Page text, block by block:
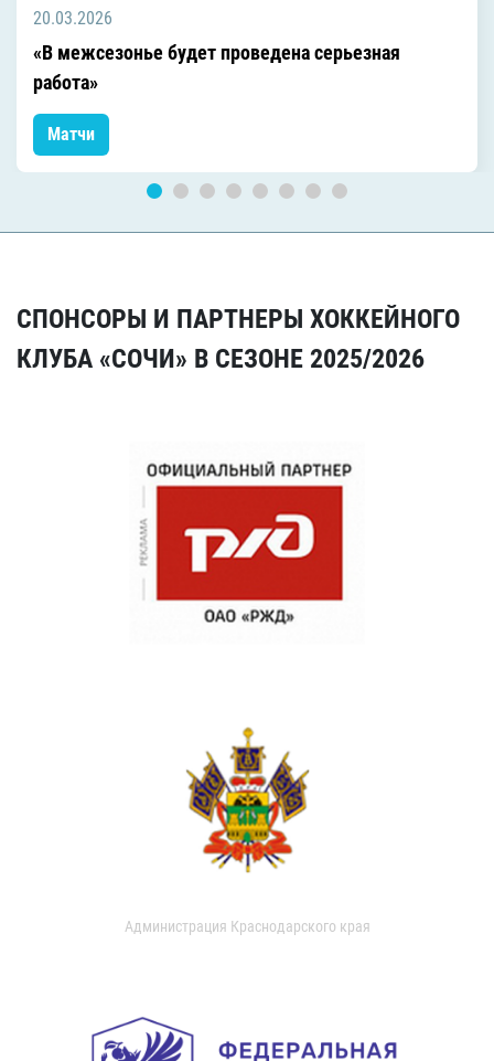
20.03.2026
«В межсезонье будет проведена серьезная
работа»
Матчи
СПОНСОРЫ И ПАРТНЕРЫ ХОККЕЙНОГО
КЛУБА «СОЧИ» В СЕЗОНЕ 2025/2026
Администрация Краснодарского края